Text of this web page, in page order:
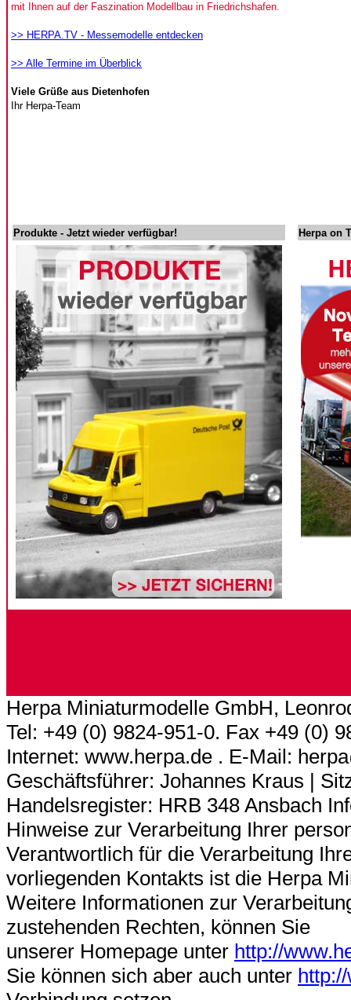
mit Ihnen auf der Faszination Modellbau in Friedrichshafen.
>> HERPA.TV - Messemodelle entdecken
>> Alle Termine im Überblick
Viele Grüße aus Dietenhofen
Ihr Herpa-Team
Produkte - Jetzt wieder verfügbar! Herpa on
Herpa Miniaturmodelle GmbH,
Tel: +49 (0) 9824-951-0. Fax +49 (0)
Internet: www.herpa.de . E-Mail:
Geschäftsführer: Johannes Kraus |
Handelsregister: HRB 348 Ansbach
Hinweise zur Verarbeitung Ihrer
Verantwortlich für die Verarbeitung
vorliegenden Kontakts ist die Herpa
Weitere Informationen zur
zustehenden Rechten, können Sie
unserer Homepage unter http://
Sie können sich aber auch unter